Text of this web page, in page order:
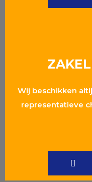
Wij beschikken
representatieve